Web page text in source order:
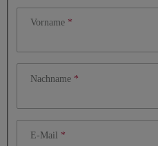
Vorname
Nachname
E-Mail